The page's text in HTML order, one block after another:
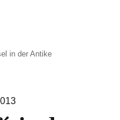
in der Antike